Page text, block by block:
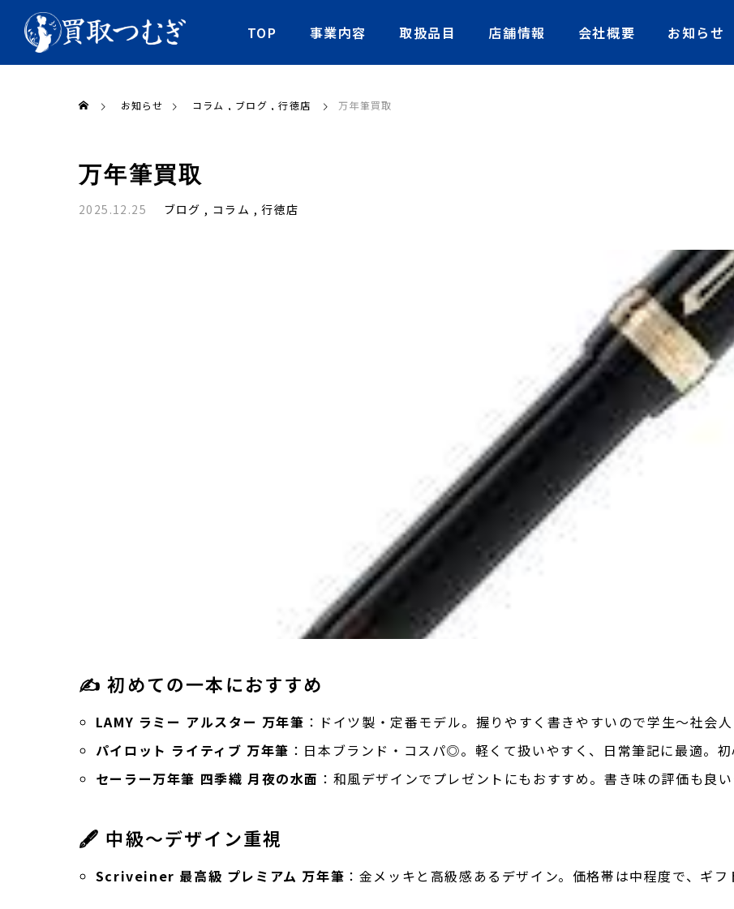
TOP 事業内容 取扱品目 店舗情報 会社概要 お知らせ
お知らせ コラム ブログ 行徳店 万年筆買取
万年筆買取
2025.12.25 ブログ コラム 行徳店
✍️ 初めての一本におすすめ
LAMY ラミー アルスター 万年筆 ：ドイツ製・定番モデル。握りやすく書きやすいので学生〜社会
パイロット ライティブ 万年筆 ：日本ブランド・コスパ◎。軽くて扱いやすく、日常筆記に最適。初
セーラー万年筆 四季織 月夜の水面 ：和風デザインでプレゼントにもおすすめ。書き味の評価も良い
🖋️ 中級〜デザイン重視
Scriveiner 最高級 プレミアム 万年筆 ：金メッキと高級感あるデザイン。価格帯は中程度で、ギフ